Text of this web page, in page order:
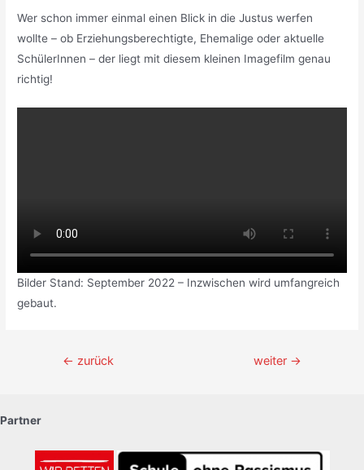
Wer schon immer einmal einen Blick in die Justus werfen
wollte – ob Erziehungsberechtigte, Ehemalige oder aktuelle
SchülerInnen – der liegt mit diesem kleinen Imagefilm genau
richtig!
Bilder Stand: September 2022 – Inzwischen wird umfangreich
gebaut.
Beitragsnavigation
← zurück weiter →
Partner